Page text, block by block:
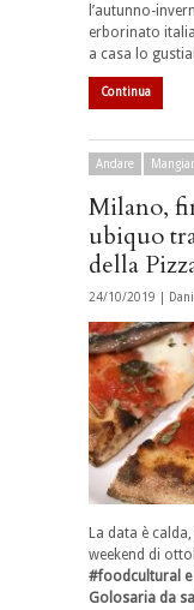
l’autunno-
erborinato
a casa lo
Continua
Andare
Milano,
ubiquo
della
24/10/2019 |
La data è
weekend di
#foodcultural
Golosaria da